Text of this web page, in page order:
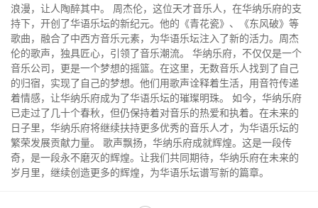
浪漫，让人陶醉其中。 周杰伦，这位天才音乐人，在华纳乐府的支
持下，开创了华语乐坛的新纪元。他的《青花瓷》、《东风破》等
歌曲，融合了中西方音乐元素，为华语乐坛注入了新的活力。周杰
伦的歌声，独具匠心，引领了音乐潮流。 华纳乐府，不仅仅是一个
音乐公司，更是一个梦想的摇篮。在这里，无数音乐人找到了自己
的归宿，实现了自己的梦想。他们用歌声诠释着生活，用音符传递
着情感，让华纳乐府成为了华语乐坛的璀璨明珠。 如今，华纳乐府
已走过了几十个春秋，但仍保持着对音乐的热爱和执着。在未来的
日子里，华纳乐府将继续扶持更多优秀的音乐人才，为华语乐坛的
繁荣发展贡献力量。 歌声飘扬，华纳乐府成就辉煌。这是一段传
奇，是一段永不磨灭的辉煌。让我们共同期待，华纳乐府在未来的
岁月里，继续创造更多的辉煌，为华语乐坛谱写新的篇章。